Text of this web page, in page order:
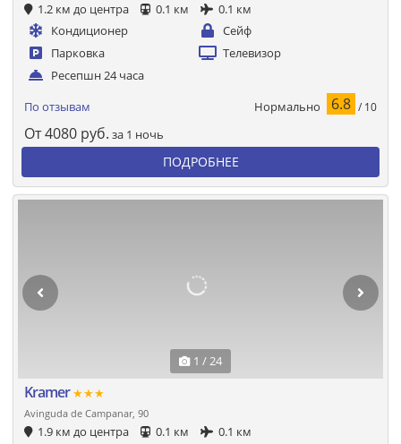
1.2 км до центра 0.1 км
0.1 км
Кондиционер
Сейф
Парковка
Телевизор
Ресепшн 24 часа
По отзывам Нормально 6.8 / 10
От4080 руб. за 1 ночь
ПОДРОБНЕЕ
1 / 24
Kramer★★★
Avinguda de Campanar, 90
1.9 км до центра 0.1 км
0.1 км